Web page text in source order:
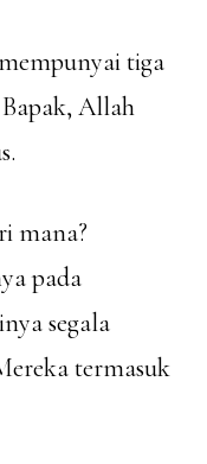
tiga
Allah
mana?
pada
segala
termasuk